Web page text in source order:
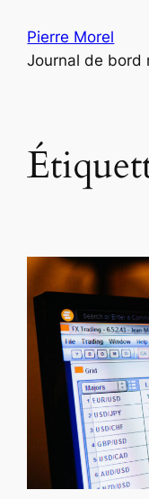
contenu
Pierre Morel
Journal de bord